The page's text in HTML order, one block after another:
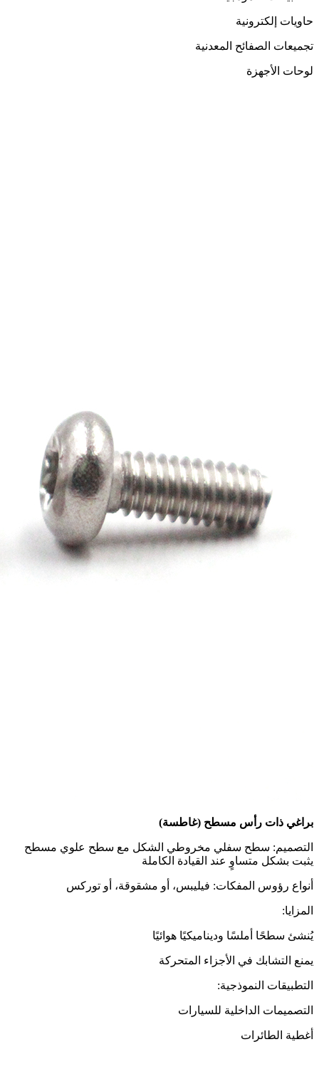
حاويات إلكترونية
تجميعات الصفائح المعدنية
لوحات الأجهزة
براغي ذات رأس مسطح (غاطسة)
التصميم: سطح سفلي مخروطي الشكل مع سطح علوي مسطح
يثبت بشكل متساوٍ عند القيادة الكاملة
أنواع رؤوس المفكات: فيليبس، أو مشقوقة، أو توركس
المزايا:
يُنشئ سطحًا أملسًا وديناميكيًا هوائيًا
يمنع التشابك في الأجزاء المتحركة
التطبيقات النموذجية:
التصميمات الداخلية للسيارات
أغطية الطائرات